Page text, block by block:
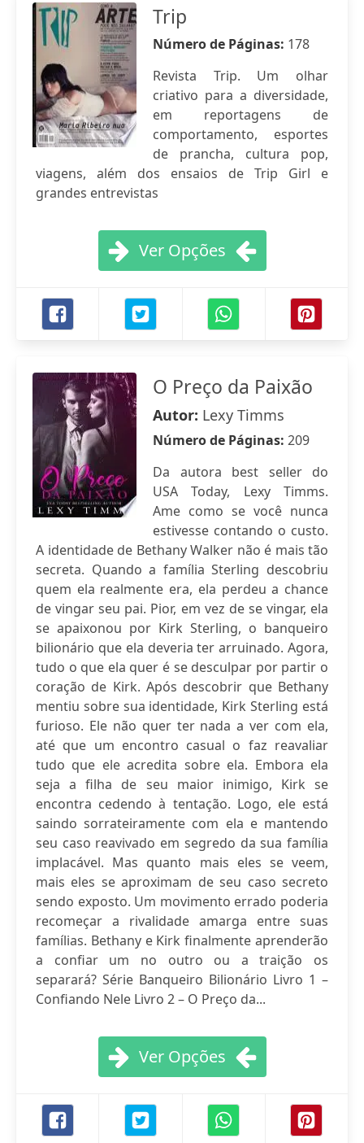
Trip
Número de Páginas: 178
Revista Trip. Um olhar
criativo para a diversidade,
em reportagens de
comportamento, esportes
de prancha, cultura pop,
viagens, além dos ensaios de Trip Girl e
grandes entrevistas
Ver Opções
O Preço da Paixão
Autor: Lexy Timms
Número de Páginas: 209
Da autora best seller do
USA Today, Lexy Timms.
Ame como se você nunca
estivesse contando o custo.
A identidade de Bethany Walker não é mais tão
secreta. Quando a família Sterling descobriu
quem ela realmente era, ela perdeu a chance
de vingar seu pai. Pior, em vez de se vingar, ela
se apaixonou por Kirk Sterling, o banqueiro
bilionário que ela deveria ter arruinado. Agora,
tudo o que ela quer é se desculpar por partir o
coração de Kirk. Após descobrir que Bethany
mentiu sobre sua identidade, Kirk Sterling está
furioso. Ele não quer ter nada a ver com ela,
até que um encontro casual o faz reavaliar
tudo que ele acredita sobre ela. Embora ela
seja a filha de seu maior inimigo, Kirk se
encontra cedendo à tentação. Logo, ele está
saindo sorrateiramente com ela e mantendo
seu caso reavivado em segredo da sua família
implacável. Mas quanto mais eles se veem,
mais eles se aproximam de seu caso secreto
sendo exposto. Um movimento errado poderia
recomeçar a rivalidade amarga entre suas
famílias. Bethany e Kirk finalmente aprenderão
a confiar um no outro ou a traição os
separará? Série Banqueiro Bilionário Livro 1 –
Confiando Nele Livro 2 – O Preço da...
Ver Opções